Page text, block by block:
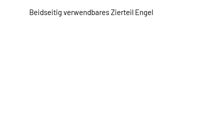
Beidseitig verwendbares Zierteil Engel